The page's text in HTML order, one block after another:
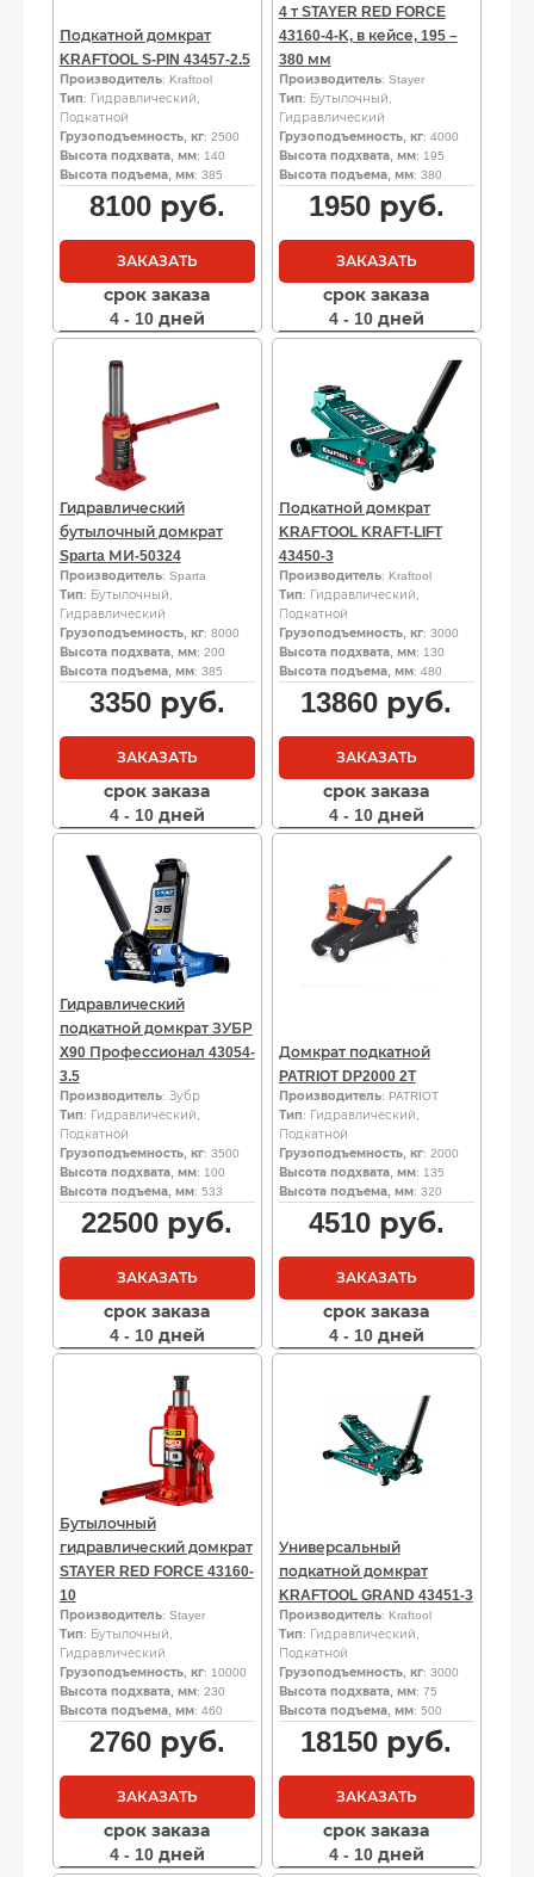
Подкатной домкрат
KRAFTOOL S-PIN 43457-2.5
Производитель: Kraftool
Тип: Гидравлический,
Подкатной
Грузоподъемность, кг: 2500
Высота подхвата, мм: 140
Высота подъема, мм: 385
8100руб.
ЗАКАЗАТЬ
срок заказа
4 - 10 дней
4 т STAYER RED FORCE
43160-4-K, в кейсе, 195 –
380 мм
Производитель: Stayer
Тип: Бутылочный,
Гидравлический
Грузоподъемность, кг: 4000
Высота подхвата, мм: 195
Высота подъема, мм: 380
1950руб.
ЗАКАЗАТЬ
срок заказа
4 - 10 дней
Гидравлический
бутылочный домкрат
Sparta МИ-50324
Производитель: Sparta
Тип: Бутылочный,
Гидравлический
Грузоподъемность, кг: 8000
Высота подхвата, мм: 200
Высота подъема, мм: 385
3350руб.
ЗАКАЗАТЬ
срок заказа
4 - 10 дней
Подкатной домкрат
KRAFTOOL KRAFT-LIFT
43450-3
Производитель: Kraftool
Тип: Гидравлический,
Подкатной
Грузоподъемность, кг: 3000
Высота подхвата, мм: 130
Высота подъема, мм: 480
13860 руб.
ЗАКАЗАТЬ
срок заказа
4 - 10 дней
Гидравлический
подкатной домкрат ЗУБР
X90 Профессионал 43054-
3.5
Производитель: Зубр
Тип: Гидравлический,
Подкатной
Грузоподъемность, кг: 3500
Высота подхвата, мм: 100
Высота подъема, мм: 533
22500 руб.
ЗАКАЗАТЬ
срок заказа
4 - 10 дней
Домкрат подкатной
PATRIOT DP2000 2T
Производитель: PATRIOT
Тип: Гидравлический,
Подкатной
Грузоподъемность, кг: 2000
Высота подхвата, мм: 135
Высота подъема, мм: 320
4510руб.
ЗАКАЗАТЬ
срок заказа
4 - 10 дней
Бутылочный
гидравлический домкрат
STAYER RED FORCE 43160-
10
Производитель: Stayer
Тип: Бутылочный,
Гидравлический
Грузоподъемность, кг: 10000
Высота подхвата, мм: 230
Высота подъема, мм: 460
2760руб.
ЗАКАЗАТЬ
срок заказа
4 - 10 дней
Универсальный
подкатной домкрат
KRAFTOOL GRAND 43451-3
Производитель: Kraftool
Тип: Гидравлический,
Подкатной
Грузоподъемность, кг: 3000
Высота подхвата, мм: 75
Высота подъема, мм: 500
18150 руб.
ЗАКАЗАТЬ
срок заказа
4 - 10 дней